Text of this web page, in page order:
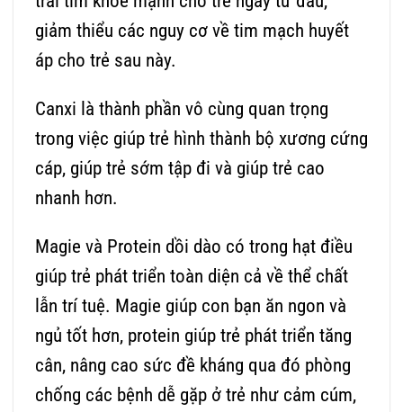
giảm thiểu các nguy cơ về tim mạch huyết
áp cho trẻ sau này.
Canxi là thành phần vô cùng quan trọng
trong việc giúp trẻ hình thành bộ xương cứng
cáp, giúp trẻ sớm tập đi và giúp trẻ cao
nhanh hơn.
Magie và Protein dồi dào có trong hạt điều
giúp trẻ phát triển toàn diện cả về thể chất
lẫn trí tuệ. Magie giúp con bạn ăn ngon và
ngủ tốt hơn, protein giúp trẻ phát triển tăng
cân, nâng cao sức đề kháng qua đó phòng
chống các bệnh dễ gặp ở trẻ như cảm cúm,